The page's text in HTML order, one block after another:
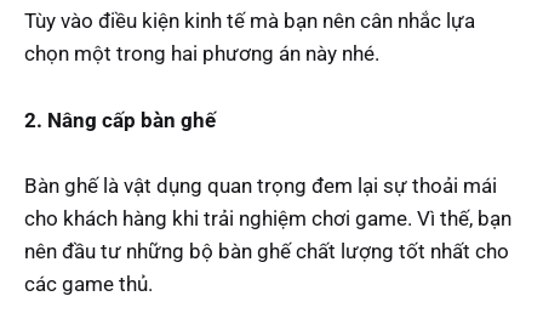
Tùy vào điều kiện kinh tế mà bạn nên cân nhắc lựa
chọn một trong hai phương án này nhé.
2. Nâng cấp bàn ghế
Bàn ghế là vật dụng quan trọng đem lại sự thoải mái
cho khách hàng khi trải nghiệm chơi game. Vì thế, bạn
nên đầu tư những bộ bàn ghế chất lượng tốt nhất cho
các game thủ.